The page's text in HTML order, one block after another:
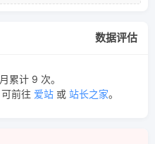
数据评估
累计 9 次。
前往 爱站 或 站长之家。